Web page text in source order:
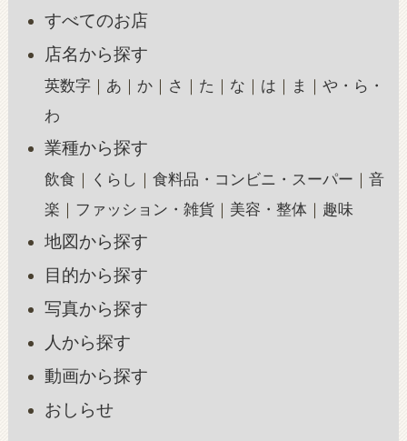
すべてのお店
店名から探す
英数字 あ か さ た な は ま
や・ら・
わ
業種から探す
飲食 くらし 食料品・コンビニ・スーパー
音
楽
ファッション・雑貨 美容・整体 趣味
地図から探す
目的から探す
写真から探す
人から探す
動画から探す
おしらせ